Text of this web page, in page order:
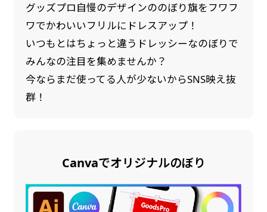
グッズプロ自慢のデザインののぼり旗をフワフ
ワでかわいいフリルにドレスアップ！
いつもとはちょっと違うドレッシーなのぼりで
みんなの注目を集めませんか？
今ならまだ使ってる人が少ないからSNS映え抜
群！
Canvaでオリジナルのぼり